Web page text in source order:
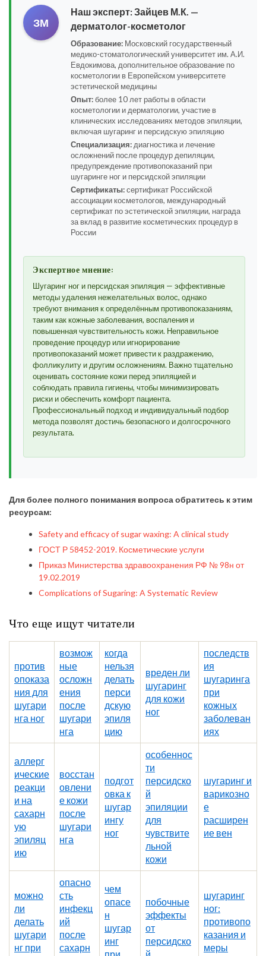
ЗМ
Наш эксперт:Зайцев М.К. —
дерматолог-косметолог
Образование: Московский государственный
медико-стоматологический университет им. А.И.
Евдокимова, дополнительное образование по
косметологии в Европейском университете
эстетической медицины
Опыт:более 10 лет работы в области
косметологии и дерматологии, участие в
клинических исследованиях методов эпиляции,
включая шугаринг и персидскую эпиляцию
Специализация: диагностика и лечение
осложнений после процедур депиляции,
предупреждение противопоказаний при
шугаринге ног и персидской эпиляции
Сертификаты:сертификат Российской
ассоциации косметологов, международный
сертификат по эстетической эпиляции, награда
за вклад в развитие косметических процедур в
России
Экспертное мнение:
Шугаринг ног и персидская эпиляция — эффективные
методы удаления нежелательных волос, однако
требуют внимания к определённым противопоказаниям,
таким как кожные заболевания, воспаления и
повышенная чувствительность кожи. Неправильное
проведение процедур или игнорирование
противопоказаний может привести к раздражению,
фолликулиту и другим осложнениям. Важно тщательно
оценивать состояние кожи перед эпиляцией и
соблюдать правила гигиены, чтобы минимизировать
риски и обеспечить комфорт пациента.
Профессиональный подход и индивидуальный подбор
метода позволят достичь безопасного и долгосрочного
результата.
Для более полного понимания вопроса обратитесь к этим
ресурсам:
Safety and efficacy of sugar waxing: A clinical study
ГОСТ Р 58452-2019. Косметические услуги
Приказ Министерства здравоохранения РФ № 98н от
19.02.2019
Complications of Sugaring: A Systematic Review
Что еще ищут читатели
против
опоказа
ния для
шугари
нга ног
возмож
ные
осложн
ения
после
шугари
нга
когда
нельзя
делать
перси
дскую
эпиля
цию
вреден ли
шугаринг
для кожи
ног
последств
ия
шугаринга
при
кожных
заболеван
иях
аллерг
ические
реакци
и на
сахарн
ую
эпиляц
ию
восстан
овлени
е кожи
после
шугари
нга
подгот
овка к
шугар
ингу
ног
особеннос
ти
персидско
й
эпиляции
для
чувствите
льной
кожи
шугаринг и
варикозно
е
расширен
ие вен
можно
ли
делать
шугари
нг при
опасно
сть
инфекц
ий
после
сахарн
чем
опасе
н
шугар
инг
побочные
эффекты
от
персидско
шугаринг
ног:
противопо
казания и
меры